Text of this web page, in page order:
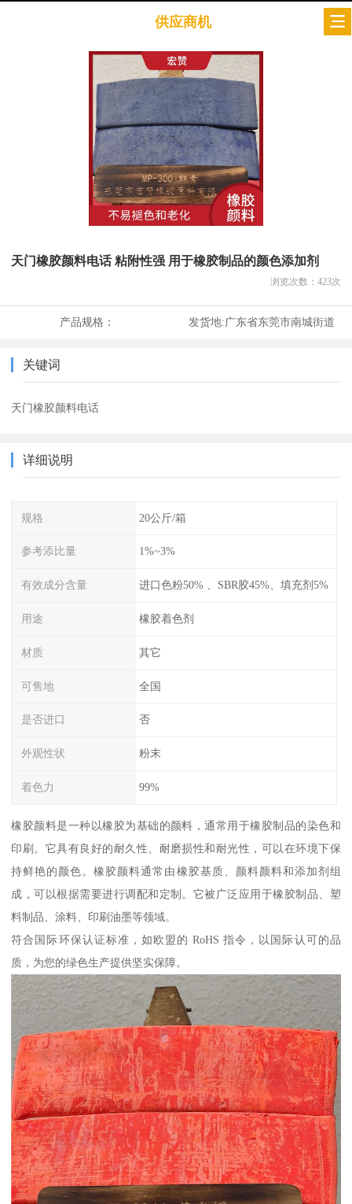
供应商机
天门橡胶颜料电话 粘附性强 用于橡胶制品的颜色添加剂
浏览次数： 423次
产品规格： 发货地:广东省东莞市南城街道
关键词
天门橡胶颜料电话
详细说明
规格 20公斤/箱
参考添比量 1%~3%
有效成分含量 进口色粉50% 、SBR胶45%、填充剂5%
用途 橡胶着色剂
材质 其它
可售地 全国
是否进口 否
外观性状 粉末
着色力 99%
橡胶颜料是一种以橡胶为基础的颜料，通常用于橡胶制品的染色和
印刷。它具有良好的耐久性、耐磨损性和耐光性，可以在环境下保
持鲜艳的颜色。橡胶颜料通常由橡胶基质、颜料颜料和添加剂组
成，可以根据需要进行调配和定制。它被广泛应用于橡胶制品、塑
料制品、涂料、印刷油墨等领域。
符合国际环保认证标准，如欧盟的 RoHS 指令，以国际认可的品
质，为您的绿色生产提供坚实保障。